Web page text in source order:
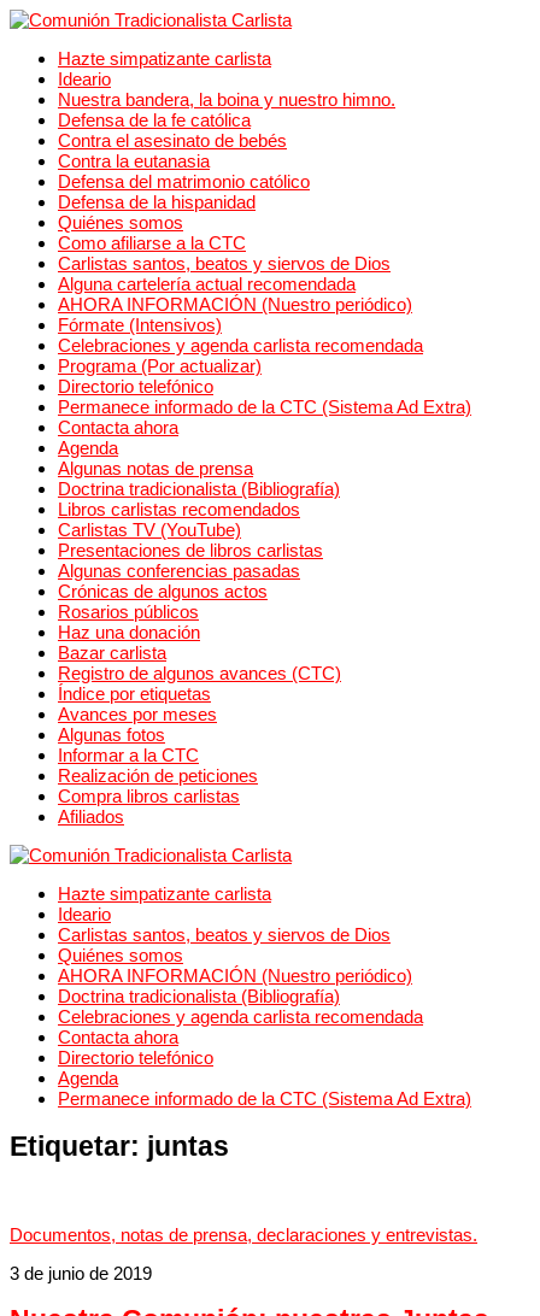
Hazte simpatizante carlista
Ideario
Nuestra bandera, la boina y nuestro himno.
Defensa de la fe católica
Contra el asesinato de bebés
Contra la eutanasia
Defensa del matrimonio católico
Defensa de la hispanidad
Quiénes somos
Como afiliarse a la CTC
Carlistas santos, beatos y siervos de Dios
Alguna cartelería actual recomendada
AHORA INFORMACIÓN (Nuestro periódico)
Fórmate (Intensivos)
Celebraciones y agenda carlista recomendada
Programa (Por actualizar)
Directorio telefónico
Permanece informado de la CTC (Sistema Ad Extra)
Contacta ahora
Agenda
Algunas notas de prensa
Doctrina tradicionalista (Bibliografía)
Libros carlistas recomendados
Carlistas TV (YouTube)
Presentaciones de libros carlistas
Algunas conferencias pasadas
Crónicas de algunos actos
Rosarios públicos
Haz una donación
Bazar carlista
Registro de algunos avances (CTC)
Índice por etiquetas
Avances por meses
Algunas fotos
Informar a la CTC
Realización de peticiones
Compra libros carlistas
Afiliados
Hazte simpatizante carlista
Ideario
Carlistas santos, beatos y siervos de Dios
Quiénes somos
AHORA INFORMACIÓN (Nuestro periódico)
Doctrina tradicionalista (Bibliografía)
Celebraciones y agenda carlista recomendada
Contacta ahora
Directorio telefónico
Agenda
Permanece informado de la CTC (Sistema Ad Extra)
Etiquetar: juntas
Documentos, notas de prensa, declaraciones y entrevistas.
3 de junio de 2019